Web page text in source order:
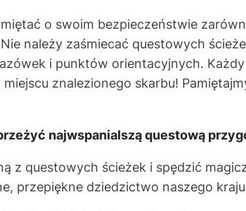
o swoim bezpieczeństwie
należy zaśmiecać questowych
i punktów orientacyjnych.
znalezionego skarbu!
najwspanialszą questową
z questowych ścieżek i spędzić
przepiękne dziedzictwo naszego